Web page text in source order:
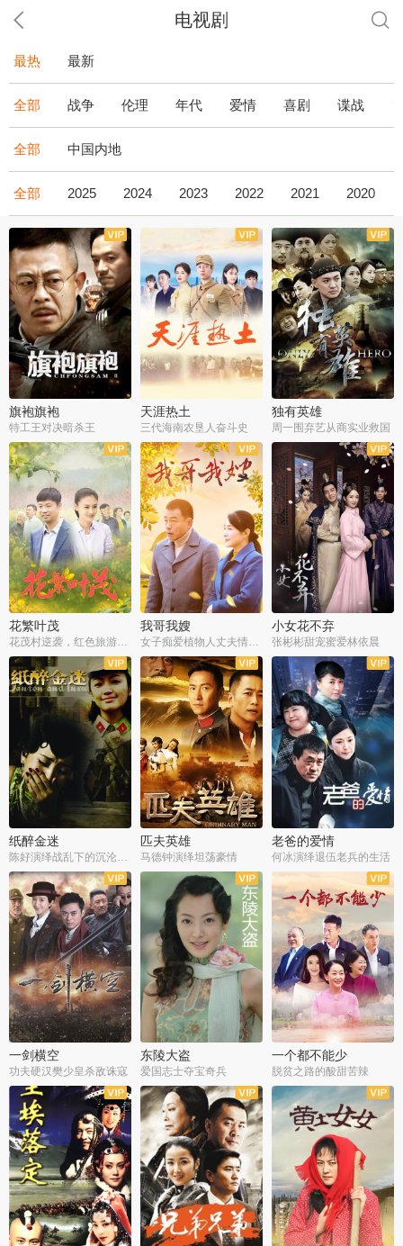
电视剧
最热 最新
全部 战争 伦理 年代 爱情 喜剧 谍战
全部 中国内地
全部 2025 2024 2023 2022 2021 2020
全43集
旗袍旗袍
特工王对决暗杀王
全36集
天涯热土
三代海南农垦人奋斗史
全34集
独有英雄
周一围弃艺从商实业救国
全34集
花繁叶茂
花茂村逆袭，红色旅游出圈
全50集
我哥我嫂
女子痴爱植物人丈夫情定一生
全51集
小女花不弃
张彬彬甜宠蜜爱林依晨
全42集
纸醉金迷
全35集
匹夫英雄
马德钟演绎坦荡豪情
全32集
老爸的爱情
何冰演绎退伍老兵的生活
全40集
一剑横空
功夫硬汉樊少皇杀敌诛寇
全33集
东陵大盗
爱国志士夺宝奇兵
全36集
一个都不能少
脱贫之路的酸甜苦辣
全25集
全50集 全23集